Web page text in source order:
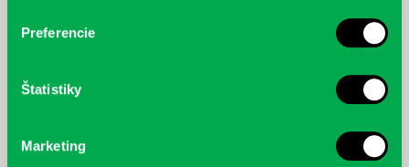
Preferencie
Štatistiky
Marketing
cyklistu modernej doby:
nezastaviteľný